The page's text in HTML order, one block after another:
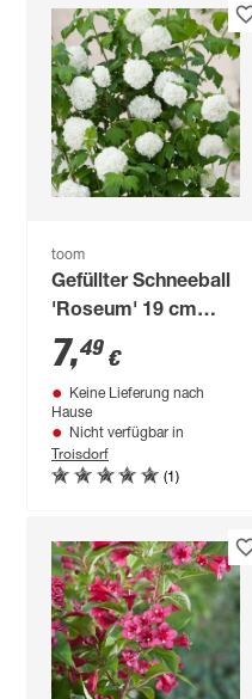
toom
Gefüllter Schneeball
'Roseum' 19 cm
Topf
7,49 €
Keine Lieferung nach
Hause
Nicht verfügbar in
Troisdorf
(1)